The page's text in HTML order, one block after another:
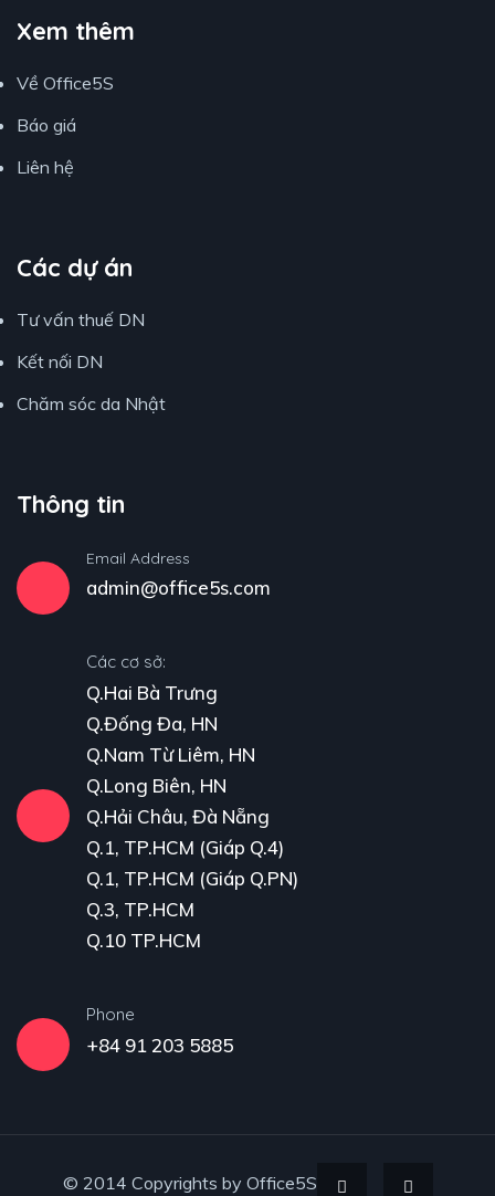
Xem thêm
Về Office5S
Báo giá
Liên hệ
Các dự án
Tư vấn thuế DN
Kết nối DN
Chăm sóc da Nhật
Thông tin
Email Address
admin@office5s.com
Các cơ sở:
Q.Hai Bà Trưng
Q.Đống Đa, HN
Q.Nam Từ Liêm, HN
Q.Long Biên, HN
Q.Hải Châu, Đà Nẵng
Q.1, TP.HCM (Giáp Q.4)
Q.1, TP.HCM (Giáp Q.PN)
Q.3, TP.HCM
Q.10 TP.HCM
Phone
+84 91 203 5885
© 2014 Copyrights by Office5S